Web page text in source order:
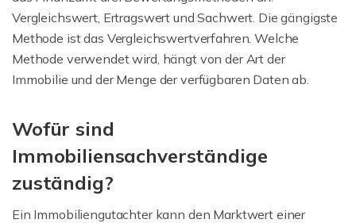
Vergleichswert, Ertragswert und Sachwert. Die gängigste
Methode ist das Vergleichswertverfahren. Welche
Methode verwendet wird, hängt von der Art der
Immobilie und der Menge der verfügbaren Daten ab.
Wofür sind
Immobiliensachverständige
zuständig?
Ein Immobiliengutachter kann den Marktwert einer